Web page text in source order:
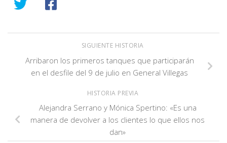
SIGUIENTE HISTORIA
Arribaron los primeros tanques que participarán
en el desfile del 9 de julio en General Villegas
HISTORIA PREVIA
Alejandra Serrano y Mónica Spertino: «Es una
manera de devolver a los clientes lo que ellos nos
dan»